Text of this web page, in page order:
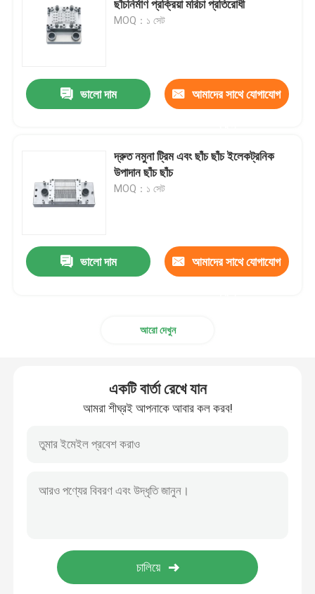
ছাঁচনির্মাণ প্রক্রিয়া মরিচা প্রতিরোধী
MOQ：১ সেট
ভালো দাম আমাদের সাথে যোগাযোগ
দ্রুত নমুনা ট্রিম এবং ছাঁচ ছাঁচ ইলেকট্রনিক
উপাদান ছাঁচ ছাঁচ
MOQ：১ সেট
ভালো দাম আমাদের সাথে যোগাযোগ
আরো দেখুন
একটি বার্তা রেখে যান
আমরা শীঘ্রই আপনাকে আবার কল করব!